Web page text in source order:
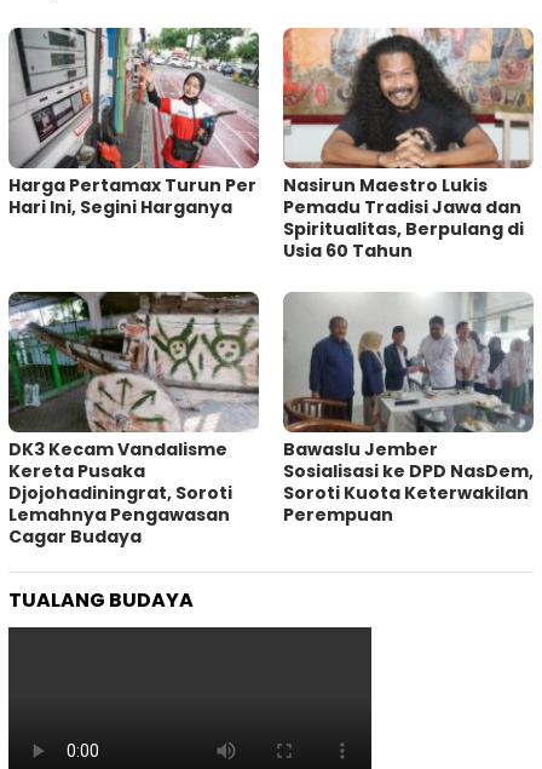
Harga Pertamax Turun Per
Hari Ini, Segini Harganya
‎Nasirun Maestro Lukis
Pemadu Tradisi Jawa dan
Spiritualitas, Berpulang di
Usia 60 Tahun
DK3 Kecam Vandalisme
Kereta Pusaka
Djojohadiningrat, Soroti
Lemahnya Pengawasan
Cagar Budaya
Bawaslu Jember
Sosialisasi ke DPD NasDem,
Soroti Kuota Keterwakilan
Perempuan
TUALANG BUDAYA